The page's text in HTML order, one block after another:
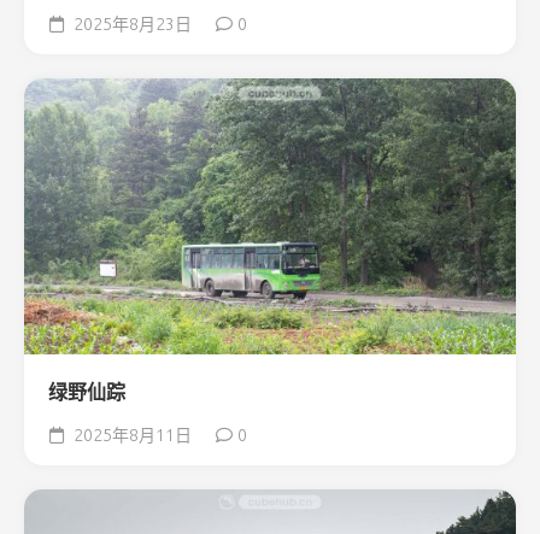
2025年8月23日 0
绿野仙踪
2025年8月11日 0